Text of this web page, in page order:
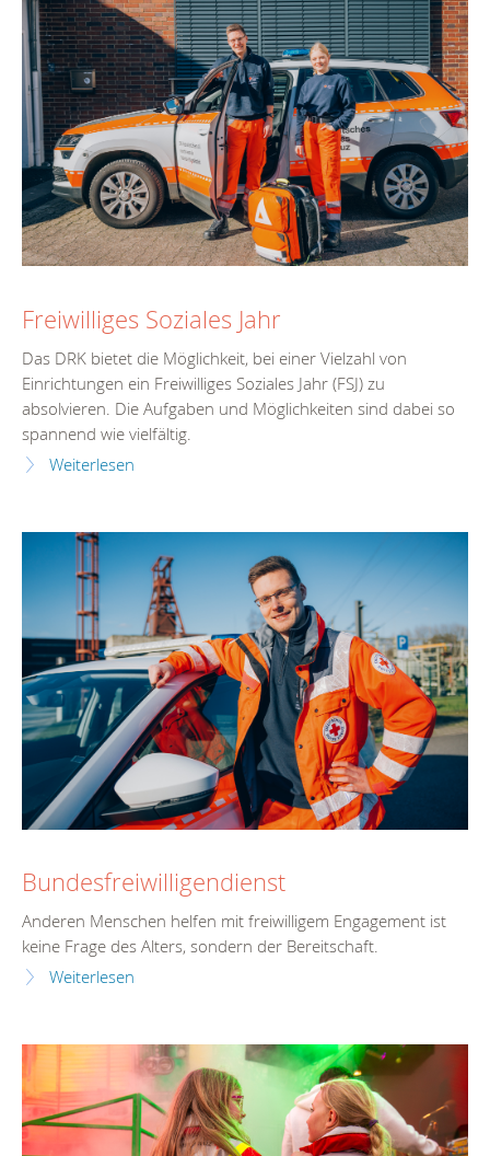
Freiwilliges Soziales Jahr
Das DRK bietet die Möglichkeit, bei einer Vielzahl von
Einrichtungen ein Freiwilliges Soziales Jahr (FSJ) zu
absolvieren. Die Aufgaben und Möglichkeiten sind dabei so
spannend wie vielfältig.
Weiterlesen
Bundesfreiwilligendienst
Anderen Menschen helfen mit freiwilligem Engagement ist
keine Frage des Alters, sondern der Bereitschaft.
Weiterlesen